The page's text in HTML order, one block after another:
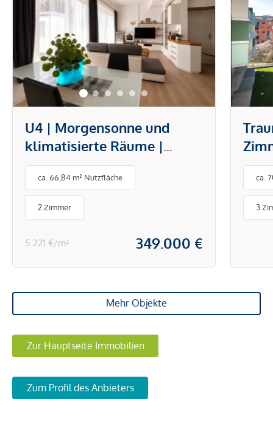
U4 | Morgensonne und
klimatisierte Räume |
offener Wohn-/Essbereich |
moderne Ausstattung | U4
Hietzing und Park
Schönbrunn
ca. 66,84 m² Nutzfläche
2 Zimmer
5.221 €/m² 349.000 €
ca.
3
Mehr Objekte
Zur Hauptseite Immobilien
Zum Profil des Anbieters